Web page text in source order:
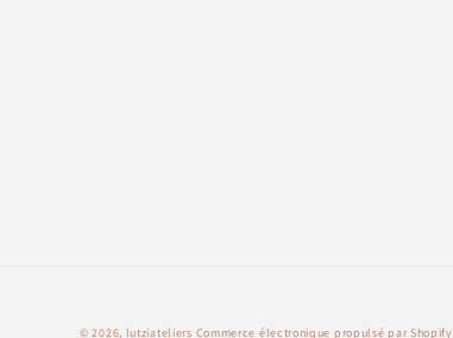
© 2026, lutziateliers Commerce électronique propulsé par Shopify